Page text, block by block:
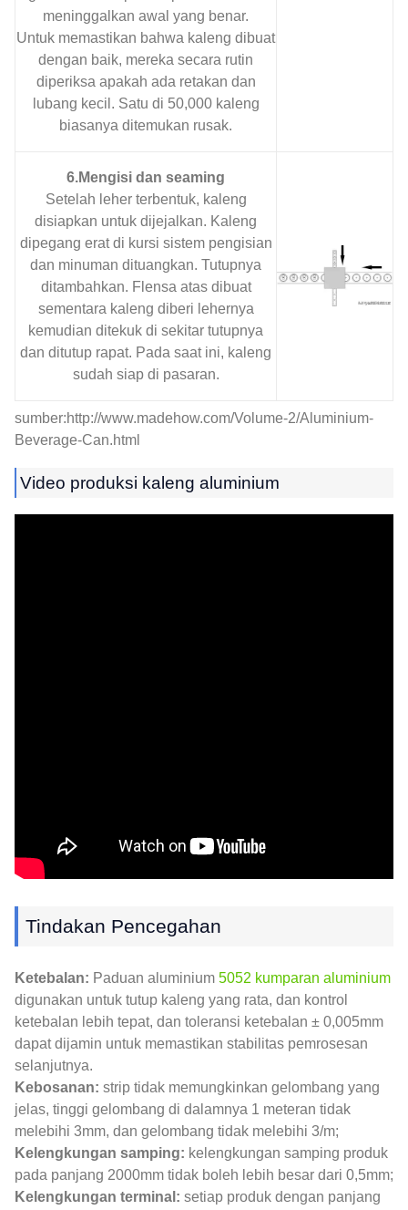
meninggalkan awal yang benar.
Untuk memastikan bahwa kaleng dibuat
dengan baik, mereka secara rutin
diperiksa apakah ada retakan dan
lubang kecil. Satu di 50,000 kaleng
biasanya ditemukan rusak.
6.Mengisi dan seaming
Setelah leher terbentuk, kaleng
disiapkan untuk dijejalkan. Kaleng
dipegang erat di kursi sistem pengisian
dan minuman dituangkan. Tutupnya
ditambahkan. Flensa atas dibuat
sementara kaleng diberi lehernya
kemudian ditekuk di sekitar tutupnya
dan ditutup rapat. Pada saat ini, kaleng
sudah siap di pasaran.
sumber:http://www.madehow.com/Volume-2/Aluminium-
Beverage-Can.html
Video produksi kaleng aluminium
Tindakan Pencegahan
Ketebalan: Paduan aluminium 5052 kumparan aluminium
digunakan untuk tutup kaleng yang rata, dan kontrol
ketebalan lebih tepat, dan toleransi ketebalan ± 0,005mm
dapat dijamin untuk memastikan stabilitas pemrosesan
selanjutnya.
Kebosanan: strip tidak memungkinkan gelombang yang
jelas, tinggi gelombang di dalamnya 1 meteran tidak
melebihi 3mm, dan gelombang tidak melebihi 3/m;
Kelengkungan samping: kelengkungan samping produk
pada panjang 2000mm tidak boleh lebih besar dari 0,5mm;
Kelengkungan terminal: setiap produk dengan panjang